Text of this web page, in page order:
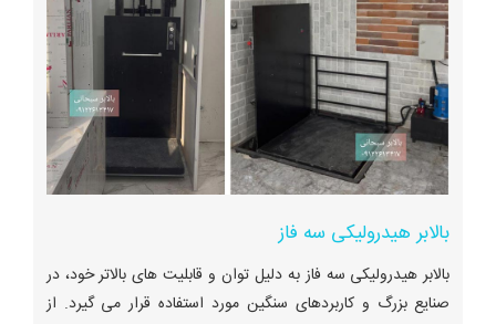
بالابر هیدرولیکی سه فاز
بالابر هیدرولیکی سه فاز به دلیل توان و قابلیت‌ های بالاتر خود، در
صنایع بزرگ و کاربردهای سنگین مورد استفاده قرار می ‌گیرد. از